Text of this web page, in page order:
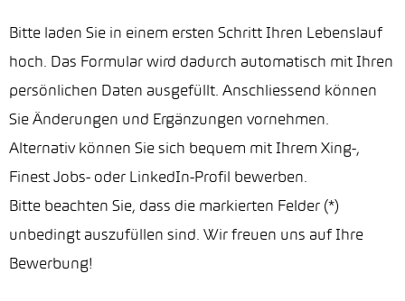
Auto finden
Garage suchen
Bitte laden Sie in einem ersten Schritt Ihren Lebenslauf
hoch. Das Formular wird dadurch automatisch mit Ihren
persönlichen Daten ausgefüllt. Anschliessend können
Sie Änderungen und Ergänzungen vornehmen.
Alternativ können Sie sich bequem mit Ihrem Xing-,
Finest Jobs- oder LinkedIn-Profil bewerben.
Bitte beachten Sie, dass die markierten Felder (*)
unbedingt auszufüllen sind. Wir freuen uns auf Ihre
Bewerbung!